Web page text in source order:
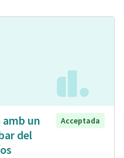
un
del
Acceptada